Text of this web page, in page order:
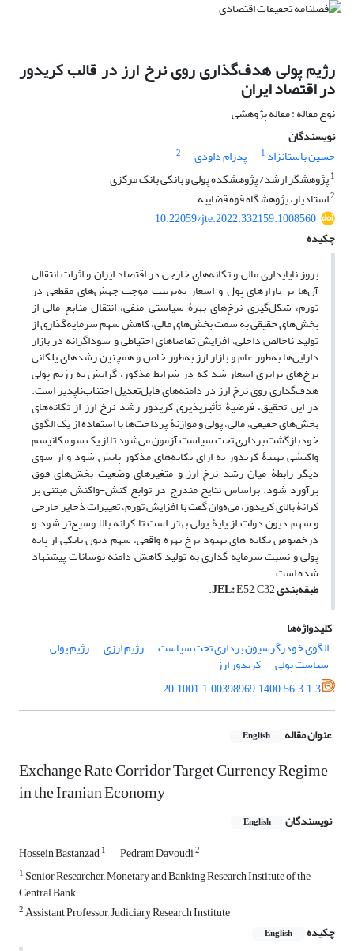
رژیم پولی هدف‌گذاری روی نرخ ارز در قالب کریدور
در اقتصاد ایران
نوع مقاله : مقاله پژوهشی
نویسندگان
حسین باستانزاد 1 پدرام داودی
2
1پژوهشگر ارشد/ پژوهشکده پولی و بانکی بانک مرکزی
2استادیار، پژوهشگاه قوه قضاییه
10.22059/jte.2022.332159.1008560
چکیده
بروز ناپایداری مالی و تکانه‌های خارجی در اقتصاد ایران و اثرات انتقالی
آن‌ها بر بازارهای پول و اسعار به‌ترتیب موجب جهش‌های مقطعی در
تورم، شکل‌گیری نرخ‌های بهرۀ سیاستی منفی، انتقال منابع مالی از
بخش‌های حقیقی به سمت بخش‌های مالی، کاهش سهم سرمایه‌گذاری از
تولید ناخالص داخلی، افزایش تقاضاهای احتیاطی و سوداگرانه در بازار
دارایی‌ها به‌طور عام و بازار ارز به‌طور خاص و همچنین رشدهای پلکانی
نرخ‌های برابری اسعار شد که در شرایط مذکور، گرایش به رژیم پولی
هدف‌گذاری روی نرخ ارز در دامنه‌های قابل‌تعدیل اجتناب‌ناپذیر است.
در این تحقیق، فرضیۀ تأثیرپذیری کریدور رشد نرخ ارز از تکانه‌های
بخش‌های حقیقی، مالی، پولی و موازنۀ پرداخت‌ها با استفاده از یک الگوی
خودبازگشت برداری تحت سیاست آزمون می‌شود تا از یک سو مکانیسم
واکنشی بهینۀ کریدور به ازای تکانه‌های مذکور پایش شود و از سوی
دیگر رابطۀ میان رشد نرخ ارز و متغیرهای وضعیت بخش‌های فوق
برآورد شود. براساس نتایج مندرج در توابع کنش-واکنش مبتنی بر
کرانۀ بالای کریدور، می‌ةوان گفت با افزایش تورم، تغییرات ذخایر خارجی
و سهم دیون دولت از پایۀ پولی بهتر است تا کرانه بالا وسیع‌تر شود و
درخصوص تکانه های بهبود نرخ بهره واقعی، سهم دیون بانکی از پایه
پولی و نسبت سرمایه گذاری به تولید کاهش دامنه نوسانات پیشنهاد
شده است.
طبقه‌بندی JEL:E52, C32.
کلیدواژه‌ها
الگوی خودرگرسیون برداری تحت سیاست
رژیم ارزی رژیم پولی
سیاست پولی
کریدور ارز
20.1001.1.00398969.1400.56.3.1.3
عنوان مقاله English
Exchange Rate Corridor Target Currency Regime
in the Iranian Economy
نویسندگان English
Hossein Bastanzad1 Pedram Davoudi2
1 Senior Researcher, Monetary and Banking Research Institute of the
Central Bank
2Assistant Professor, Judiciary Research Institute
چکیده
English